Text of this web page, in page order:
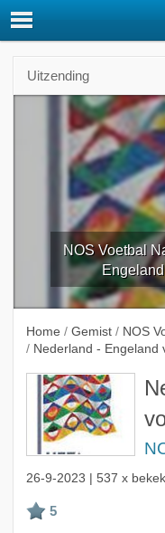
Uitzending
NOS Voetbal
Home / Gemist / NOS
/ Nederland - Engeland
26-9-2023 | 537 x